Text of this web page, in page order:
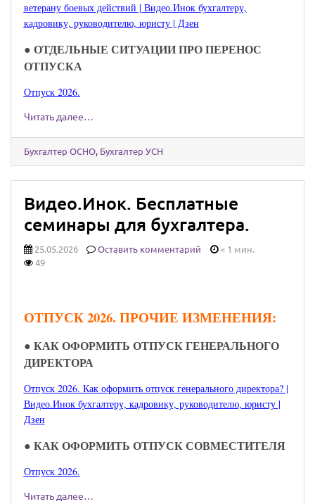
ветерану боевых действий | Видео.Инок бухгалтеру,
кадровику, руководителю, юристу | Дзен
● ОТДЕЛЬНЫЕ СИТУАЦИИ ПРО ПЕРЕНОС
ОТПУСКА
Отпуск 2026.
Читать далее…
Бухгалтер ОСНО, Бухгалтер УСН
Видео.Инок. Бесплатные
семинары для бухгалтера.
25.05.2026 Оставить комментарий
< 1 мин.
49
ОТПУСК 2026. ПРОЧИЕ ИЗМЕНЕНИЯ:
● КАК ОФОРМИТЬ ОТПУСК ГЕНЕРАЛЬНОГО
ДИРЕКТОРА
Отпуск 2026. Как оформить отпуск генерального директора? |
Видео.Инок бухгалтеру, кадровику, руководителю, юристу |
Дзен
● КАК ОФОРМИТЬ ОТПУСК СОВМЕСТИТЕЛЯ
Отпуск 2026.
Читать далее…